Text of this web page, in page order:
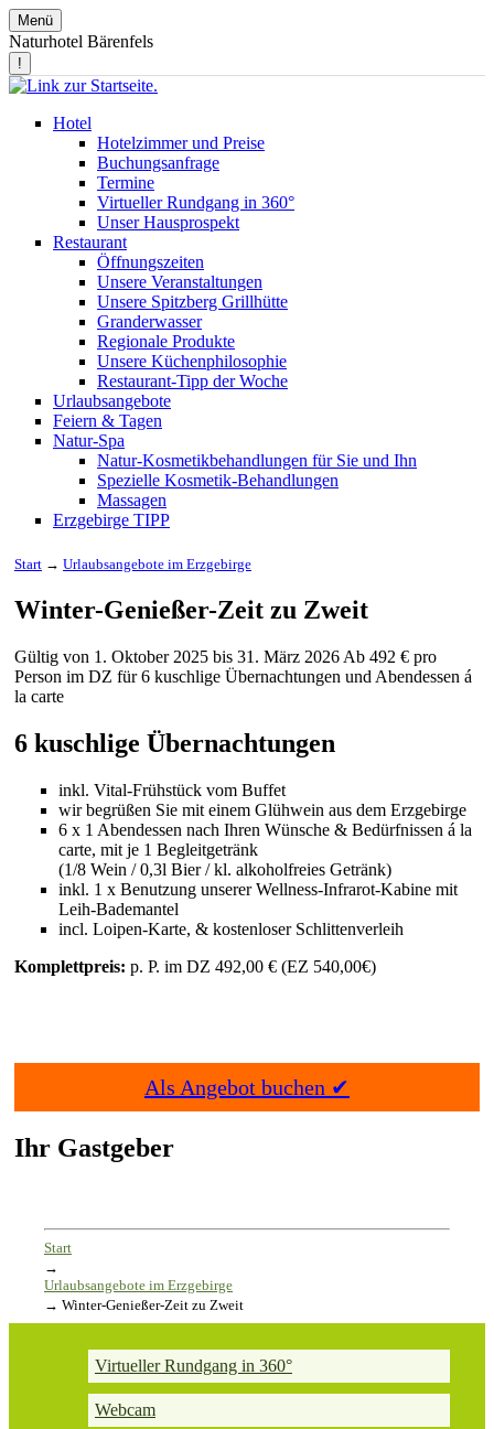
Menü
Naturhotel Bärenfels
!
Hotel
Hotelzimmer und Preise
Buchungsanfrage
Termine
Virtueller Rundgang in 360°
Unser Hausprospekt
Restaurant
Öffnungszeiten
Unsere Veranstaltungen
Unsere Spitzberg Grillhütte
Granderwasser
Regionale Produkte
Unsere Küchenphilosophie
Restaurant-Tipp der Woche
Urlaubsangebote
Feiern & Tagen
Natur-Spa
Natur-Kosmetikbehandlungen für Sie und Ihn
Spezielle Kosmetik-Behandlungen
Massagen
Erzgebirge TIPP
Start → Urlaubsangebote im Erzgebirge
Winter-Genießer-Zeit zu Zweit
Gültig von 1. Oktober 2025 bis 31. März 2026 Ab 492 € pro
Person im DZ für 6 kuschlige Übernachtungen und Abendessen á
la carte
6 kuschlige Übernachtungen
inkl. Vital-Frühstück vom Buffet
wir begrüßen Sie mit einem Glühwein aus dem Erzgebirge
6 x 1 Abendessen nach Ihren Wünsche & Bedürfnissen á la
carte, mit je 1 Begleitgetränk
(1/8 Wein / 0,3l Bier / kl. alkoholfreies Getränk)
inkl. 1 x Benutzung unserer Wellness-Infrarot-Kabine mit
Leih-Bademantel
incl. Loipen-Karte, & kostenloser Schlittenverleih
Komplettpreis: p. P. im DZ 492,00 € (EZ 540,00€)
Als Angebot buchen ✔
Ihr Gastgeber
Start
→
Urlaubsangebote im Erzgebirge
→ Winter-Genießer-Zeit zu Zweit
Virtueller Rundgang in 360°
Webcam